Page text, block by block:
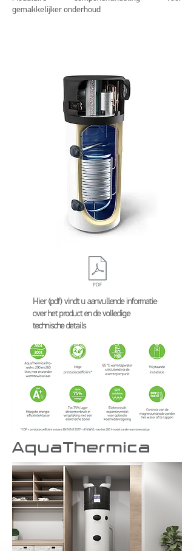
gemakkelijker onderhoud
Hier (pdf) vindt u aanvullende informatie
over het product en de volledige
technische details
AquaThermica